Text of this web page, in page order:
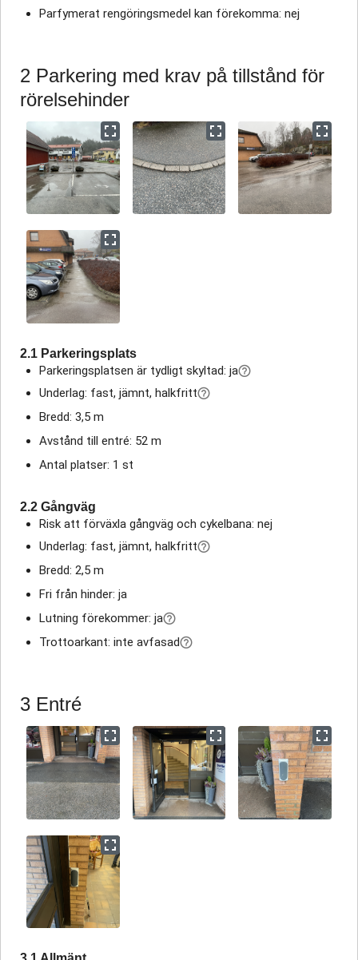
Parfymerat rengöringsmedel kan förekomma: nej
2 Parkering med krav på tillstånd för
rörelsehinder
2.1 Parkeringsplats
Parkeringsplatsen är tydligt skyltad: ja
Underlag: fast, jämnt, halkfritt
Bredd: 3,5 m
Avstånd till entré: 52 m
Antal platser: 1 st
2.2 Gångväg
Risk att förväxla gångväg och cykelbana: nej
Underlag: fast, jämnt, halkfritt
Bredd: 2,5 m
Fri från hinder: ja
Lutning förekommer: ja
Trottoarkant: inte avfasad
3 Entré